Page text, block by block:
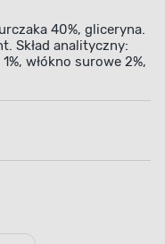
40%, gliceryna.
Skład analityczny:
włókno surowe 2%,